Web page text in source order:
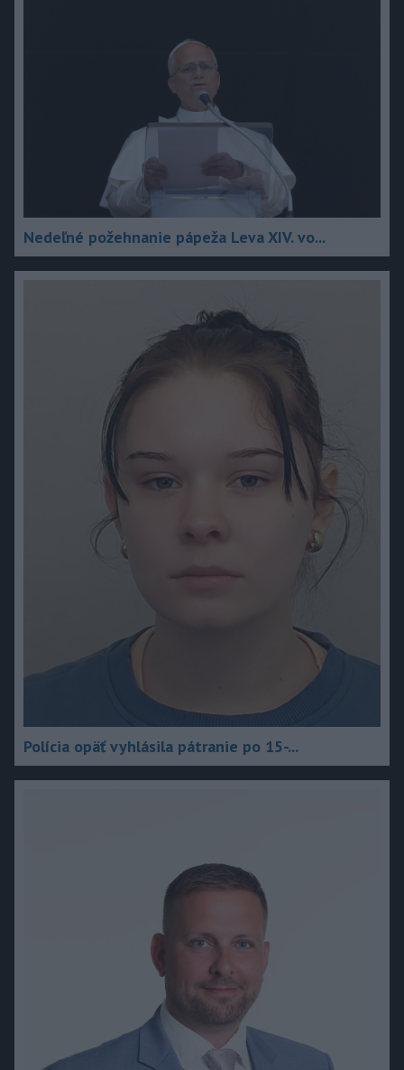
Nedeľné požehnanie pápeža Leva XIV. vo...
Polícia opäť vyhlásila pátranie po 15-...